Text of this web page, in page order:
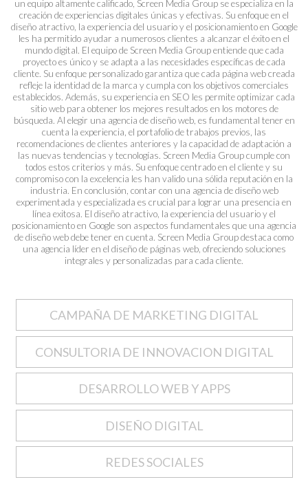
un equipo altamente calificado, Screen Media Group se especializa en la
creación de experiencias digitales únicas y efectivas. Su enfoque en el
diseño atractivo, la experiencia del usuario y el posicionamiento en Google
les ha permitido ayudar a numerosos clientes a alcanzar el éxito en el
mundo digital. El equipo de Screen Media Group entiende que cada
proyecto es único y se adapta a las necesidades específicas de cada
cliente. Su enfoque personalizado garantiza que cada página web creada
refleje la identidad de la marca y cumpla con los objetivos comerciales
establecidos. Además, su experiencia en SEO les permite optimizar cada
sitio web para obtener los mejores resultados en los motores de
búsqueda. Al elegir una agencia de diseño web, es fundamental tener en
cuenta la experiencia, el portafolio de trabajos previos, las
recomendaciones de clientes anteriores y la capacidad de adaptación a
las nuevas tendencias y tecnologías. Screen Media Group cumple con
todos estos criterios y más. Su enfoque centrado en el cliente y su
compromiso con la excelencia les han valido una sólida reputación en la
industria. En conclusión, contar con una agencia de diseño web
experimentada y especializada es crucial para lograr una presencia en
línea exitosa. El diseño atractivo, la experiencia del usuario y el
posicionamiento en Google son aspectos fundamentales que una agencia
de diseño web debe tener en cuenta. Screen Media Group destaca como
una agencia líder en el diseño de páginas web, ofreciendo soluciones
integrales y personalizadas para cada cliente.
CAMPAÑA DE MARKETING DIGITAL
CONSULTORIA DE INNOVACION DIGITAL
DESARROLLO WEB Y APPS
DISEÑO DIGITAL
REDES SOCIALES